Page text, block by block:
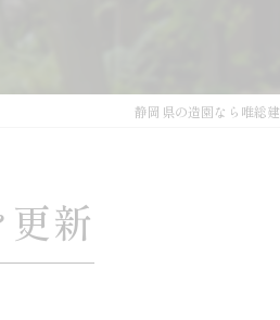
静岡県の造園なら唯総建
新